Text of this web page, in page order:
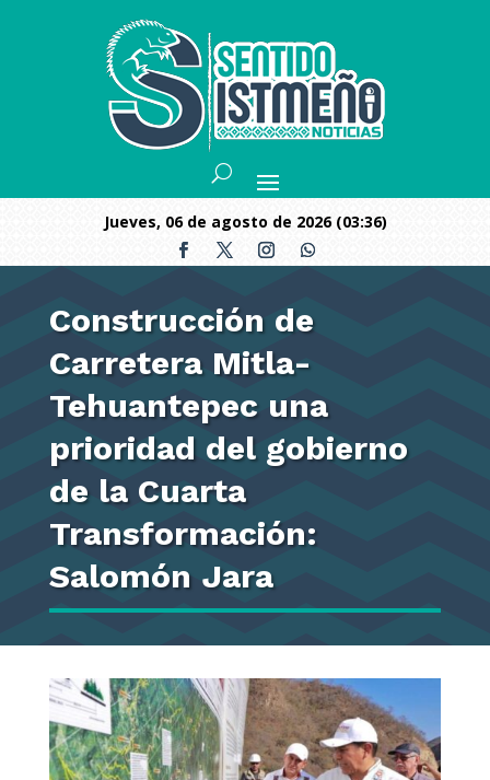
jueves, 06 de agosto de 2026 (03:36)
Construcción de
Carretera Mitla-
Tehuantepec una
prioridad del gobierno
de la Cuarta
Transformación:
Salomón Jara